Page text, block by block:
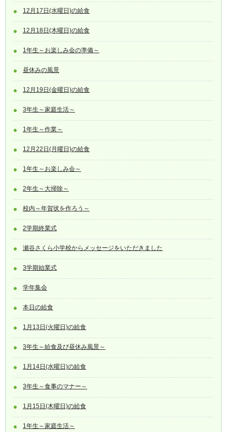
12月17日(水曜日)の給食
12月18日(木曜日)の給食
1年生～お楽しみ会の準備～
昼休みの風景
12月19日(金曜日)の給食
3年生～家庭生活～
1年生～作業～
12月22日(月曜日)の給食
1年生～お楽しみ会～
2年生～大掃除～
校内～年賀状を作ろう～
2学期終業式
瀬谷さくら小学校からメッセージをいただきました
3学期始業式
学年集会
本日の給食
1月13日(火曜日)の給食
3年生～給食及び昼休み風景～
1月14日(水曜日)の給食
3年生～食事のマナー～
1月15日(木曜日)の給食
1年生～家庭生活～